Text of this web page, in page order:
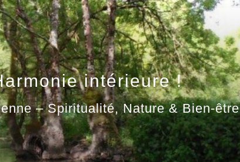
intérieure !
– Spiritualité, Nature & Bien-être